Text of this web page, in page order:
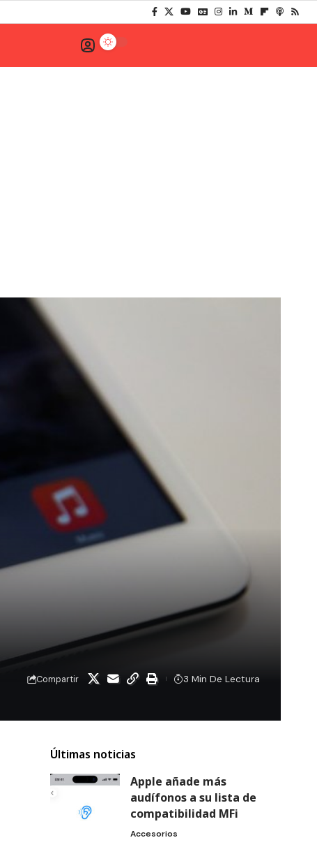
Compartir 3 Min De Lectura
Últimas noticias
Apple añade más
audífonos a su lista de
compatibilidad MFi
Accesorios